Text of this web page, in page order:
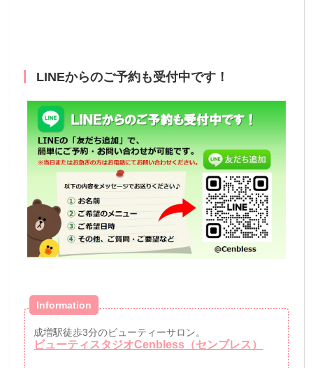
LINEからのご予約も受付中です！
Information
成増駅徒歩3分のビューティーサロン。
ビューティスタジオCenbless（センブレス）